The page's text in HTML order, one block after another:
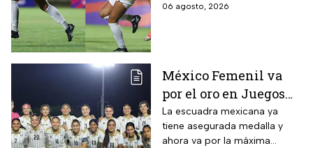
Colombia en los Juegos
06 agosto, 2026
México Femenil va
por el oro en Juegos
Centroamericanos; ya
conoce a su rival
La escuadra mexicana ya
tiene asegurada medalla y
ahora va por la máxima